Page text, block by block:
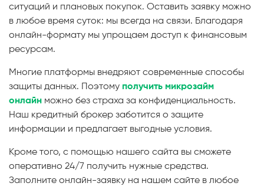
ситуаций и плановых покупок. Оставить заявку можно
в любое время суток: мы всегда на связи. Благодаря
онлайн-формату мы упрощаем доступ к финансовым
ресурсам.
Многие платформы внедряют современные способы
защиты данных. Поэтому получить микрозайм
онлайн можно без страха за конфиденциальность.
Наш кредитный брокер заботится о защите
информации и предлагает выгодные условия.
Кроме того, с помощью нашего сайта вы сможете
оперативно 24/7 получить нужные средства.
Заполните онлайн-заявку на нашем сайте в любое